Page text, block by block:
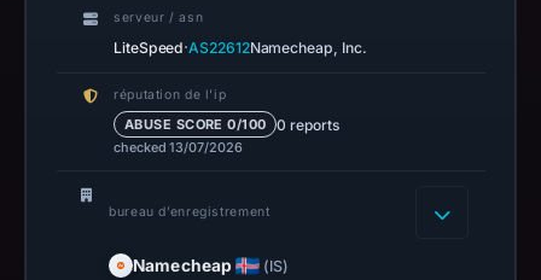
apparent
Genericcrypto.
Infrastructure
changed
serveur / asn
LiteSpeed·AS22612Namecheap, Inc.
réputation de l’ip
ABUSE SCORE 0/100 0 reports
checked 13/07/2026
bureau d’enregistrement
Namecheap (IS)